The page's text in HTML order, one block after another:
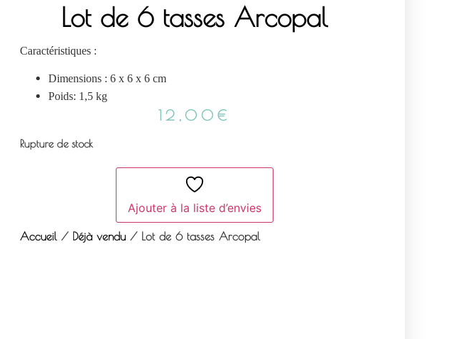
Lot de 6 tasses Arcopal
Caractéristiques :
Dimensions : 6 x 6 x 6 cm
Poids: 1,5 kg
12,00 €
Rupture de stock
Ajouter à la liste d’envies
Accueil/ Déjà vendu/ Lot de 6 tasses Arcopal